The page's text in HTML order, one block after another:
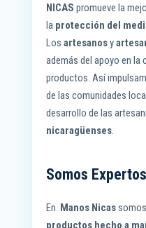
NICAS promueve la
la protección del
Los artesanosy
además del apoyo en
productos. Así
de las comunidades
desarrollo de las
nicaragüenses.
Somos
En Manos Nicas
productos hecho a